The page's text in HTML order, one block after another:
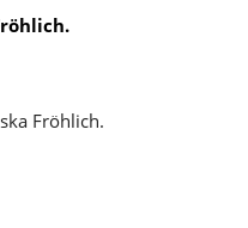
Fröhlich.